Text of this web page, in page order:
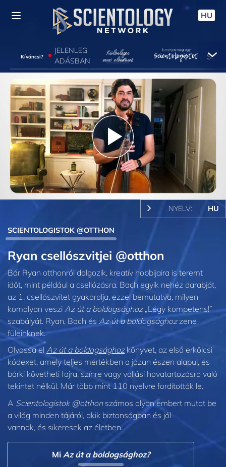
HU
Kíváncsi?
JELENLEG
ADÁSBAN
Play
Video
NYELV: HU
SCIENTOLOGISTOK @OTTHON
Ryan csellószvitjei @otthon
Bár Ryan otthonról dolgozik, kreatív hobbijaira is teremt
időt, mint például a csellózásra. Bach egyik nehéz darabját,
az 1. csellószvitet gyakorolja, ezzel bemutatva, milyen
komolyan veszi Az út a boldogsághoz„Légy kompetens!”
szabályát. Ryan, Bach és Az út a boldogsághozzene
füleinknek.
Olvassa el Az út a boldogsághozkönyvet, az első erkölcsi
kódexet, amely teljes mértékben a józan észen alapul, és
bárki követheti fajra, színre vagy vallási hovatartozásra való
tekintet nélkül. Már több mint 110 nyelvre fordították le.
A Scientologistok @otthonszámos olyan embert mutat be
a világ minden tájáról, akik biztonságban és jól
vannak, és sikeresek az életben.
Mi Az út a boldogsághoz?